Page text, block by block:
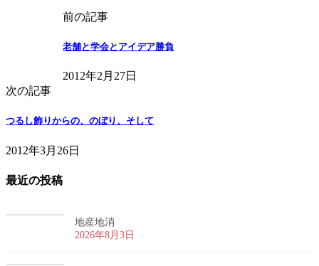
前の記事
老舗と学会とアイデア勝負
2012年2月27日
次の記事
つるし飾りからの、のぼり、そして
2012年3月26日
最近の投稿
地産地消
2026年8月3日